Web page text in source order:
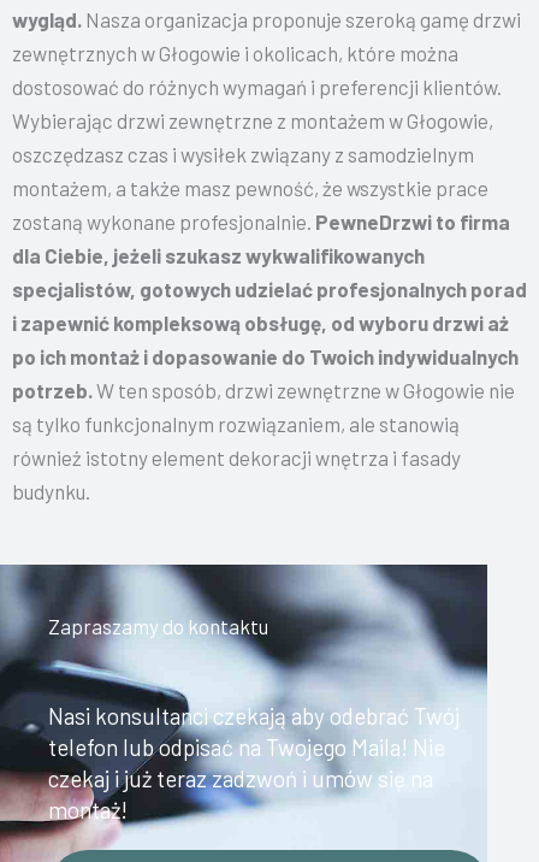
wygląd. Nasza organizacja proponuje szeroką gamę drzwi
zewnętrznych w Głogowie i okolicach, które można
dostosować do różnych wymagań i preferencji klientów.
Wybierając drzwi zewnętrzne z montażem w Głogowie,
oszczędzasz czas i wysiłek związany z samodzielnym
montażem, a także masz pewność, że wszystkie prace
zostaną wykonane profesjonalnie. PewneDrzwi to firma
dla Ciebie, jeżeli szukasz wykwalifikowanych
specjalistów, gotowych udzielać profesjonalnych porad
i zapewnić kompleksową obsługę, od wyboru drzwi aż
po ich montaż i dopasowanie do Twoich indywidualnych
potrzeb.W ten sposób, drzwi zewnętrzne w Głogowie nie
są tylko funkcjonalnym rozwiązaniem, ale stanowią
również istotny element dekoracji wnętrza i fasady
budynku.
Zapraszamy do kontaktu
Nasi konsultanci czekają aby odebrać Twój
telefon lub odpisać na Twojego Maila! Nie
czekaj i już teraz zadzwoń i umów się na
montaż!